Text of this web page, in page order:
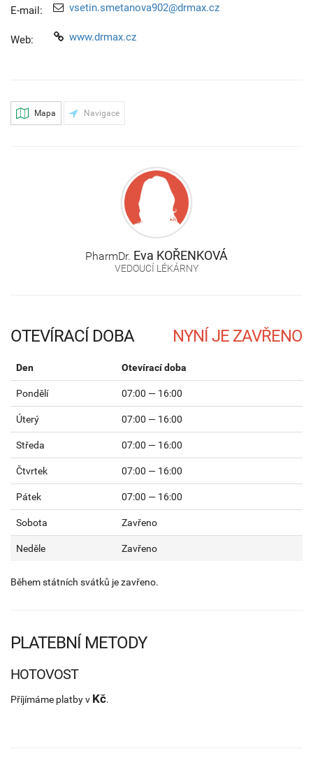
E-mail: vsetin.smetanova902@drmax.cz
Web: www.drmax.cz
Mapa Navigace
PharmDr. Eva KOŘENKOVÁ
VEDOUCÍ LÉKÁRNY
OTEVÍRACÍ DOBA
Den Otevírací doba
Pondělí 07:00 — 16:00
Úterý 07:00 — 16:00
Středa 07:00 — 16:00
Čtvrtek 07:00 — 16:00
Pátek 07:00 — 16:00
Sobota Zavřeno
Neděle Zavřeno
Během státních svátků je zavřeno.
PLATEBNÍ METODY
HOTOVOST
Příjímáme platby v Kč.